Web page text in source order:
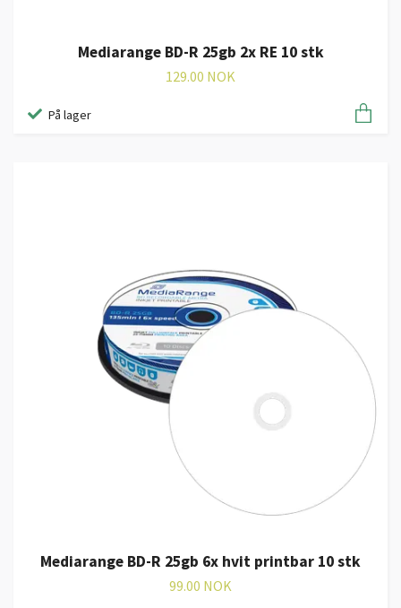
Mediarange BD-R 25gb 2x RE 10 stk
129.00 NOK
På lager
Mediarange BD-R 25gb 6x hvit printbar 10 stk
99.00 NOK